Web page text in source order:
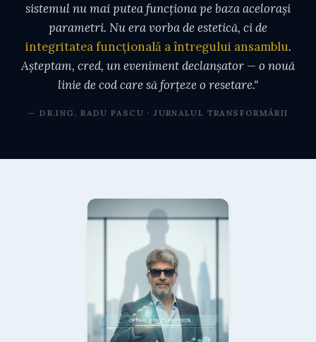
sistemul nu mai putea funcționa pe baza acelorași
parametri. Nu era vorba de estetică, ci de
integritatea funcțională a întregului ansamblu.
Așteptam, cred, un eveniment declanșator — o nouă
linie de cod care să forțeze o resetare."
— DR.ING. RADU PASCU · JURNALUL TRANSFORMĂRII